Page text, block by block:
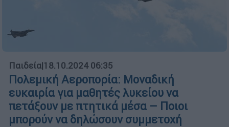
Παιδεία|18.10.2024 06:35
Πολεμική Αεροπορία: Μοναδική
ευκαιρία για μαθητές λυκείου να
πετάξουν με πτητικά μέσα – Ποιοι
μπορούν να δηλώσουν συμμετοχή